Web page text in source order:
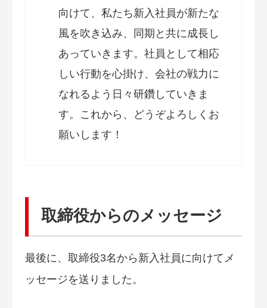
向けて、私たち新入社員が新たな
風を吹き込み、同期と共に成長し
あっていきます。社員として相応
しい行動を心掛け、会社の戦力に
なれるよう日々研鑽していきま
す。これから、どうぞよろしくお
願いします！
取締役からのメッセージ
最後に、取締役3名から新入社員に向けてメ
ッセージを送りました。